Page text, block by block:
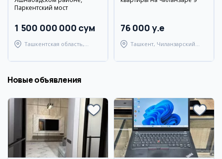
Паркентский мост
1 500 000 000 сум
Ташкентская область,
76 000 y.e
Ташкент, Чиланзарский
Новые объявления